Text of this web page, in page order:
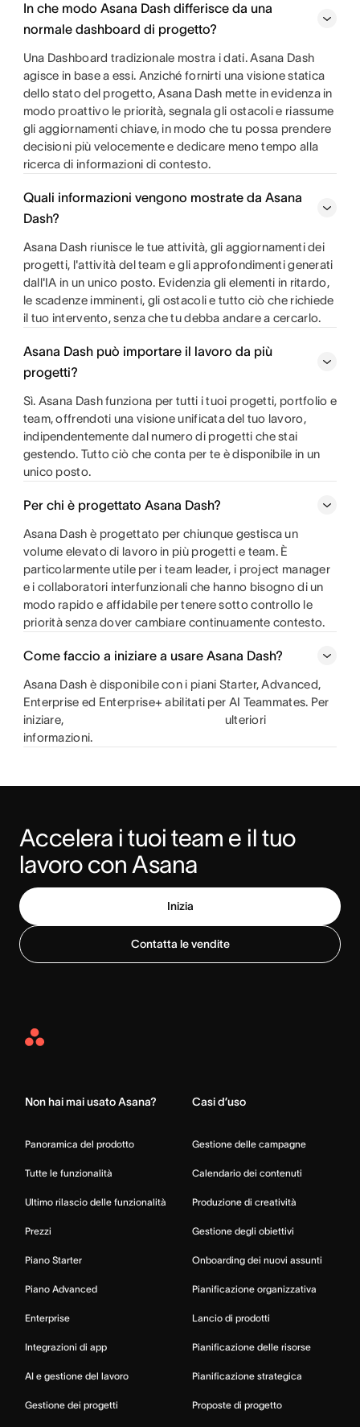
In che modo Asana Dash differisce da una
normale dashboard di progetto?
Una Dashboard tradizionale mostra i dati. Asana Dash
agisce in base a essi. Anziché fornirti una visione statica
dello stato del progetto, Asana Dash mette in evidenza in
modo proattivo le priorità, segnala gli ostacoli e riassume
gli aggiornamenti chiave, in modo che tu possa prendere
decisioni più velocemente e dedicare meno tempo alla
ricerca di informazioni di contesto.
Quali informazioni vengono mostrate da Asana
Dash?
Asana Dash riunisce le tue attività, gli aggiornamenti dei
progetti, l'attività del team e gli approfondimenti generati
dall'IA in un unico posto. Evidenzia gli elementi in ritardo,
le scadenze imminenti, gli ostacoli e tutto ciò che richiede
il tuo intervento, senza che tu debba andare a cercarlo.
Asana Dash può importare il lavoro da più
progetti?
Sì. Asana Dash funziona per tutti i tuoi progetti, portfolio e
team, offrendoti una visione unificata del tuo lavoro,
indipendentemente dal numero di progetti che stai
gestendo. Tutto ciò che conta per te è disponibile in un
unico posto.
Per chi è progettato Asana Dash?
Asana Dash è progettato per chiunque gestisca un
volume elevato di lavoro in più progetti e team. È
particolarmente utile per i team leader, i project manager
e i collaboratori interfunzionali che hanno bisogno di un
modo rapido e affidabile per tenere sotto controllo le
priorità senza dover cambiare continuamente contesto.
Come faccio a iniziare a usare Asana Dash?
Asana Dash è disponibile con i piani Starter, Advanced,
Enterprise ed Enterprise+ abilitati per AI Teammates. Per
iniziare,
ulteriori
informazioni.
Accelera i tuoi team e il tuo
lavoro con Asana
Inizia
Contatta le vendite
Asana
Non hai mai usato Asana?
Panoramica del prodotto
Tutte le funzionalità
Ultimo rilascio delle funzionalità
Prezzi
Piano Starter
Piano Advanced
Enterprise
Integrazioni di app
AI e gestione del lavoro
Gestione dei progetti
Casi d’uso
Gestione delle campagne
Calendario dei contenuti
Produzione di creatività
Gestione degli obiettivi
Onboarding dei nuovi assunti
Pianificazione organizzativa
Lancio di prodotti
Pianificazione delle risorse
Pianificazione strategica
Proposte di progetto